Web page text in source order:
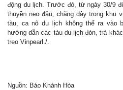
động du lịch. Trước đó, từ ngày 30/9
thuyền neo đậu, chăng dây trong khu
tàu, ca nô du lịch không thể ra vào
hướng dẫn các tàu du lịch đón, trả
treo Vinpearl./.
Nguồn: Báo Khánh Hòa